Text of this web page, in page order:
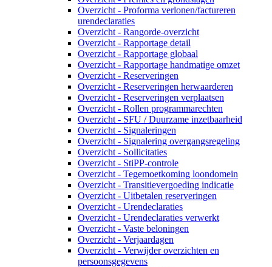
Overzicht - Proforma verlonen/factureren
urendeclaraties
Overzicht - Rangorde-overzicht
Overzicht - Rapportage detail
Overzicht - Rapportage globaal
Overzicht - Rapportage handmatige omzet
Overzicht - Reserveringen
Overzicht - Reserveringen herwaarderen
Overzicht - Reserveringen verplaatsen
Overzicht - Rollen programmarechten
Overzicht - SFU / Duurzame inzetbaarheid
Overzicht - Signaleringen
Overzicht - Signalering overgangsregeling
Overzicht - Sollicitaties
Overzicht - StiPP-controle
Overzicht - Tegemoetkoming loondomein
Overzicht - Transitievergoeding indicatie
Overzicht - Uitbetalen reserveringen
Overzicht - Urendeclaraties
Overzicht - Urendeclaraties verwerkt
Overzicht - Vaste beloningen
Overzicht - Verjaardagen
Overzicht - Verwijder overzichten en
persoonsgegevens